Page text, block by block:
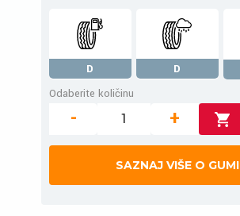
D D
Odaberite količinu
- +
SAZNAJ VIŠE O GUMI